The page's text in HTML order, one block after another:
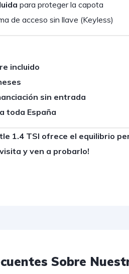
para proteger la capota
de acceso sin llave (Keyless)
incluido
sin entrada
toda España
1.4 TSI ofrece el equilibrio
y ven a probarlo!
Sobre